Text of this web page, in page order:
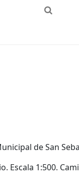
de San
Escala 1:500.